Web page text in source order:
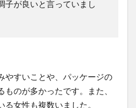
子が良いと言っていまし
やすいことや、パッケージの
のが多かったです。また、
女性も複数いました。